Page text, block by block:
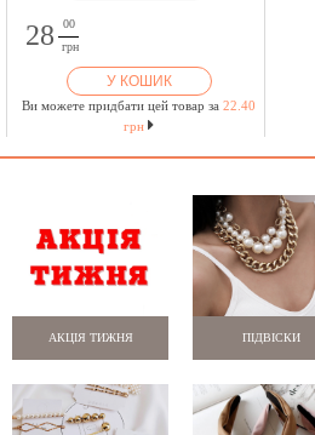
28
00
грн
У КОШИК
Ви можете придбати цей товар за 22.40
грн
АКЦІЯ ТИЖНЯ ПІДВІСКИ